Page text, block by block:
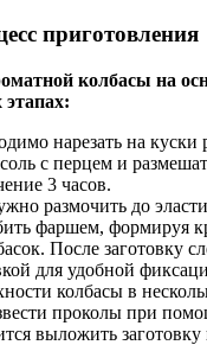
приготовления
колбасы на
нарезать на куски
с перцем и
3 часов.
размочить до
фаршем, формируя
После заготовку
для удобной
колбасы в
проколы при
выложить заготовку